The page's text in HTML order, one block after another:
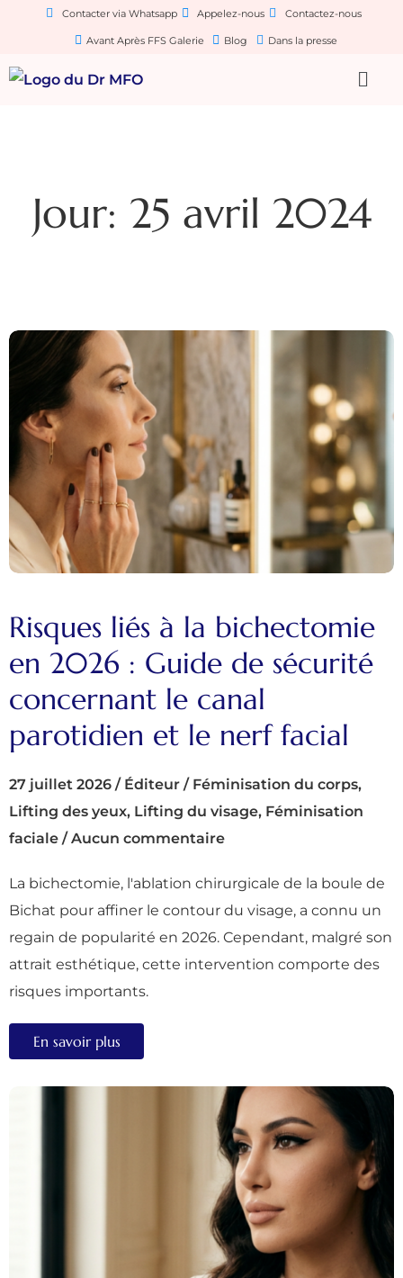
Contacter via Whatsapp Appelez-nous Contactez-nous
Avant Après FFS Galerie Blog Dans la presse
Jour: 25 avril 2024
Risques liés à la bichectomie
en 2026 : Guide de sécurité
concernant le canal
parotidien et le nerf facial
27 juillet 2026 / Éditeur / Féminisation du corps,
Lifting des yeux, Lifting du visage, Féminisation
faciale / Aucun commentaire
La bichectomie, l'ablation chirurgicale de la boule de
Bichat pour affiner le contour du visage, a connu un
regain de popularité en 2026. Cependant, malgré son
attrait esthétique, cette intervention comporte des
risques importants.
En savoir plus